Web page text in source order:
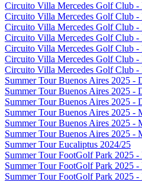
Circuito Villa Mercedes Golf Club -
Circuito Villa Mercedes Golf Club -
Circuito Villa Mercedes Golf Club -
Circuito Villa Mercedes Golf Club -
Circuito Villa Mercedes Golf Club -
Circuito Villa Mercedes Golf Club -
Circuito Villa Mercedes Golf Club -
Summer Tour Buenos Aires 2025 -
Summer Tour Buenos Aires 2025 -
Summer Tour Buenos Aires 2025 -
Summer Tour Buenos Aires 2025 -
Summer Tour Buenos Aires 2025 -
Summer Tour Buenos Aires 2025 -
Summer Tour Eucaliptus 2024/25
Summer Tour FootGolf Park 2025 -
Summer Tour FootGolf Park 2025 -
Summer Tour FootGolf Park 2025 -